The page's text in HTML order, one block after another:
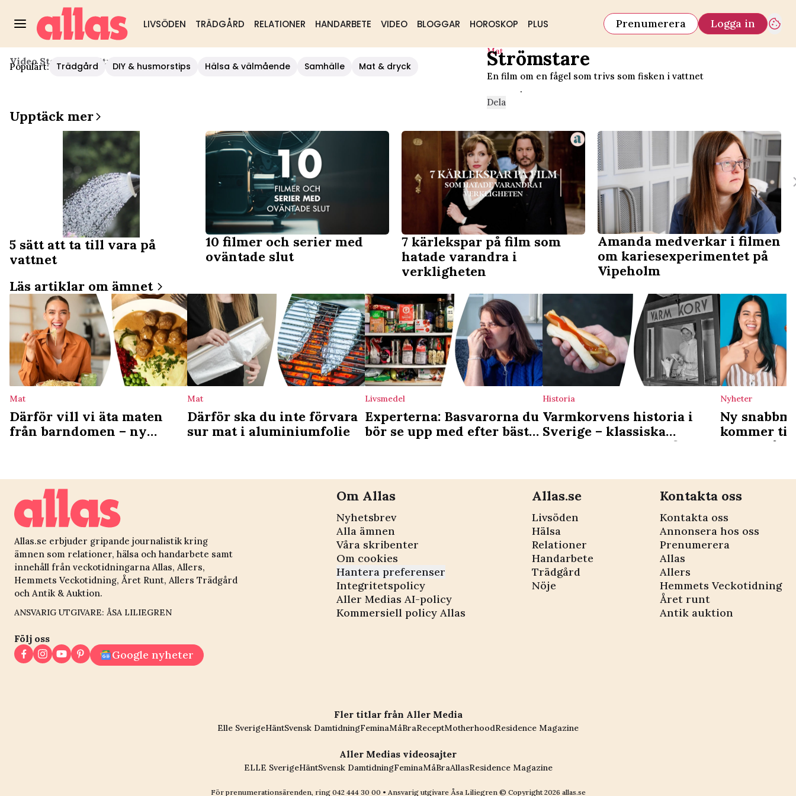
LIVSÖDEN TRÄDGÅRD RELATIONER HANDARBETE VIDEO BLOGGAR HOROSKOP PLUS Prenumerera Logga in
Populärt: Trädgård DIY & husmorstips Hälsa & välmående Samhälle Mat & dryck
Video Start / Mat Strömstare
Mat
Strömstare
En film om en fågel som trivs som fisken i vattnet
.
Dela
Upptäck mer
5 sätt att ta till vara på
vattnet
10 filmer och serier med
oväntade slut
7 kärlekspar på film som
hatade varandra i
verkligheten
Amanda medverkar i filmen
om kariesexperimentet på
Vipeholm
Läs artiklar om ämnet
Mat
Därför vill vi äta maten
från barndomen – ny
Mat
Därför ska du inte förvara
sur mat i aluminiumfolie
Livsmedel
Experterna: Basvarorna du
bör se upp med efter bäst
Historia
Varmkorvens historia i
Sverige – klassiska
korvkioskerna som finns
Nyheter
Ny
kommer
satsar på
Allas.se erbjuder gripande journalistik kring
ämnen som relationer, hälsa och handarbete samt
innehåll från veckotidningarna Allas, Allers,
Hemmets Veckotidning, Året Runt, Allers Trädgård
och Antik & Auktion.
ANSVARIG UTGIVARE: ÅSA LILIEGREN
Följ oss
Google nyheter
Om Allas
Nyhetsbrev
Alla ämnen
Våra skribenter
Om cookies
Hantera preferenser
Integritetspolicy
Aller Medias AI-policy
Kommersiell policy Allas
Allas.se
Livsöden
Hälsa
Relationer
Handarbete
Trädgård
Nöje
Kontakta oss
Kontakta oss
Annonsera hos oss
Prenumerera
Allas
Allers
Hemmets Veckotidning
Året runt
Antik auktion
Fler titlar från Aller Media
Elle SverigeHäntSvensk DamtidningFeminaMåBraReceptMotherhoodResidence Magazine
Aller Medias videosajter
ELLE SverigeHäntSvensk DamtidningFeminaMåBraAllasResidence Magazine
För prenumerationsärenden, ring 042 444 30 00 • Ansvarig utgivare Åsa Liliegren © Copyright2026 allas.se